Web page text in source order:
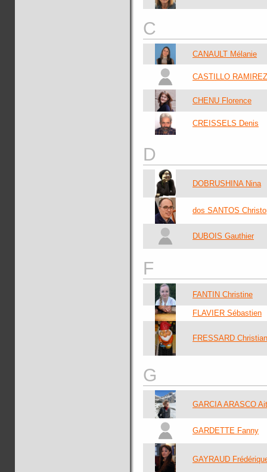
C
CANAULT Mélanie
CASTILLO
CHENU Florence
CREISSELS Denis
D
DOBRUSHINA Nina
dos SANTOS
DUBOIS Gauthier
F
FANTIN Christine
FLAVIER Sébastien
FRESSARD Christian
G
GARCIA ARASCO
GARDETTE Fanny
GAYRAUD